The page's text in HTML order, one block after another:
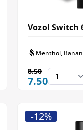
Vozol Switch
Menthol,
7.50
8.50
-12%